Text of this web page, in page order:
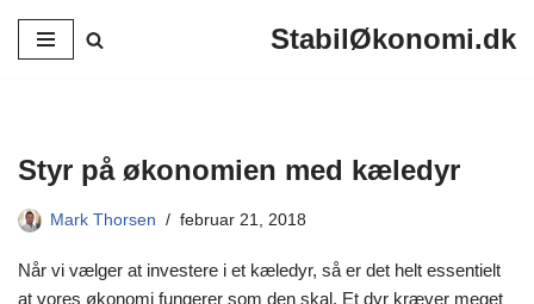
Spring
StabilØkonomi.dk
Styr på økonomien med kæledyr
Mark Thorsen februar 21, 2018
Når vi vælger at investere i et kæledyr, så er det helt essentielt
at vores økonomi fungerer som den skal. Et dyr kræver meget